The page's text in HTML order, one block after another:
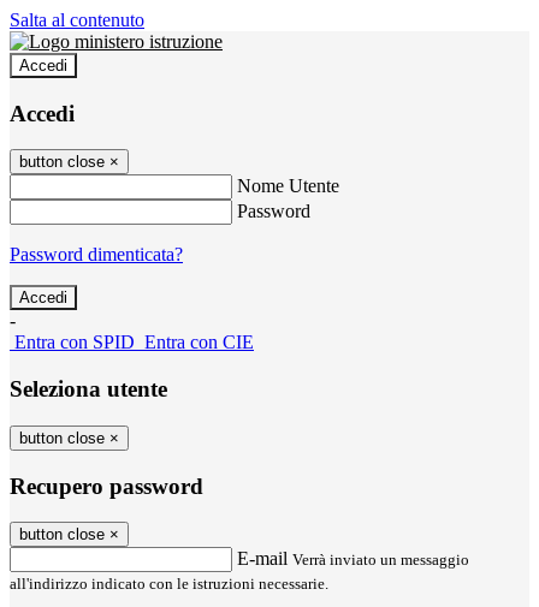
Salta al contenuto
Accedi
Accedi
button close ×
Nome Utente
Password
Password dimenticata?
-
Entra con SPID Entra con CIE
Seleziona utente
button close ×
Recupero password
button close ×
E-mail Verrà inviato un messaggio
all'indirizzo indicato con le istruzioni necessarie.